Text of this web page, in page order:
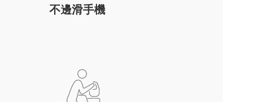
不邊滑手機